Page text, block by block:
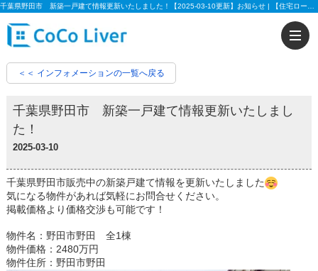
＜＜ インフォメーションの一覧へ戻る
千葉県野田市 新築一戸建て情報更新いたしまし
た！
2025-03-10
千葉県野田市販売中の新築戸建て情報を更新いたしました
気になる物件があれば気軽にお問合せください。
掲載価格より価格交渉も可能です！
物件名：野田市野田 全1棟
物件価格：2480万円
物件住所：野田市野田